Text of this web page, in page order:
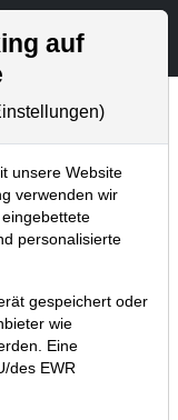
und Artikelsuche
52-
auf
unsere Website
verwenden wir
personalisierte
gespeichert oder
wie
Eine
des EWR